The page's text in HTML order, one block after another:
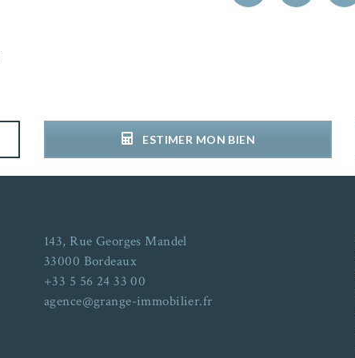
ESTIMER MON BIEN
143, Rue Georges Mandel
33000 Bordeaux
+33 5 56 24 33 00
agence@grange-immobilier.fr